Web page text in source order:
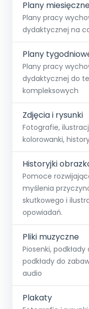
Społeczność
+48 12
O miesięczniku
Strona główna
O Akademii
Poznaj pakiet
Testuj
Wszystkie
Skontaktuj się
Dodaj
Plany
Plany pracy
dydaktycznej na
Plany
Plany pracy
dydaktycznej do
kompleksowych
Zdjęcia i rysunki
Fotografie,
kolorowanki,
Historyjki
Pomoce
myślenia
skutkowego i
opowiadań.
Pliki muzyczne
Piosenki,
podkłady do
audio
Plakaty